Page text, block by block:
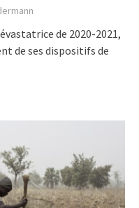
de 2020-2021,
de ses dispositifs de